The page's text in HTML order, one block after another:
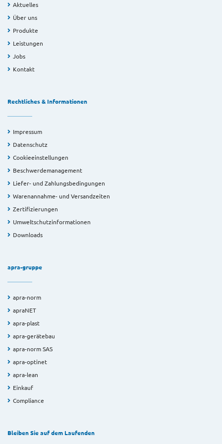
Aktuelles
Über uns
Produkte
Leistungen
Jobs
Kontakt
Rechtliches & Informationen
Impressum
Datenschutz
Cookieeinstellungen
Beschwerdemanagement
Liefer- und Zahlungsbedingungen
Warenannahme- und Versandzeiten
Zertifizierungen
Umweltschutzinformationen
Downloads
apra-gruppe
apra-norm
apraNET
apra-plast
apra-gerätebau
apra-norm SAS
apra-optinet
apra-lean
Einkauf
Compliance
Bleiben Sie auf dem Laufenden